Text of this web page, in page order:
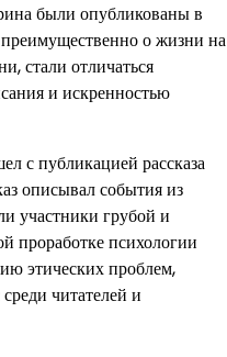
были опубликованы в
о жизни на
стали отличаться
и искренностью
с публикацией рассказа
описывал события из
участники грубой и
проработке психологии
этических проблем,
читателей и